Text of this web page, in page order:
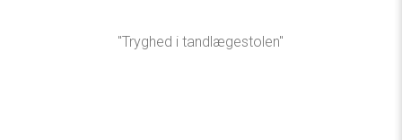
"Tryghed i tandlægestolen"​